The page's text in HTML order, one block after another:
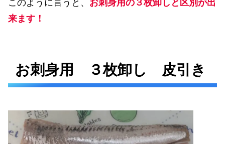
このように言うと、 お刺身用の３枚卸しと区別が出
来ます！
お刺身用 ３枚卸し 皮引き